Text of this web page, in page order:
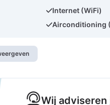
Internet (WiFi)
Airconditioning
Wij adviseren